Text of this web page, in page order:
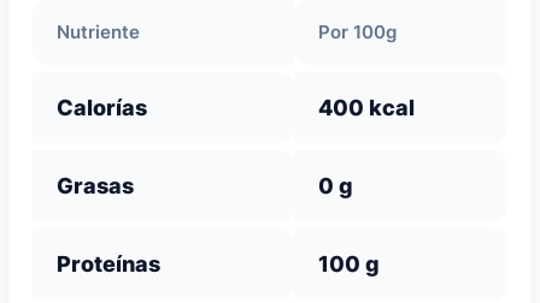
Nutriente Por 100g
Calorías 400 kcal
Grasas 0 g
Proteínas 100 g